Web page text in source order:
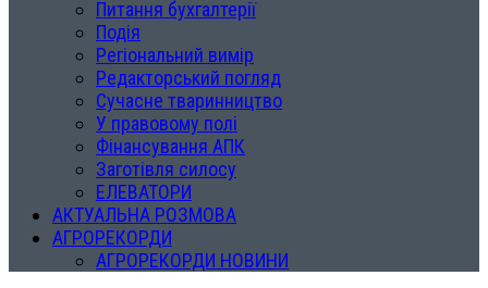
Питання бухгалтерії
Подія
Регіональний вимір
Редакторський погляд
Сучасне тваринництво
У правовому полі
Фінансування АПК
Заготівля силосу
ЕЛЕВАТОРИ
АКТУАЛЬНА РОЗМОВА
АГРОРЕКОРДИ
АГРОРЕКОРДИ НОВИНИ